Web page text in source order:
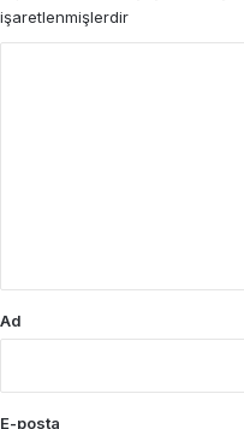
işaretlenmişlerdir
Ad
E-posta